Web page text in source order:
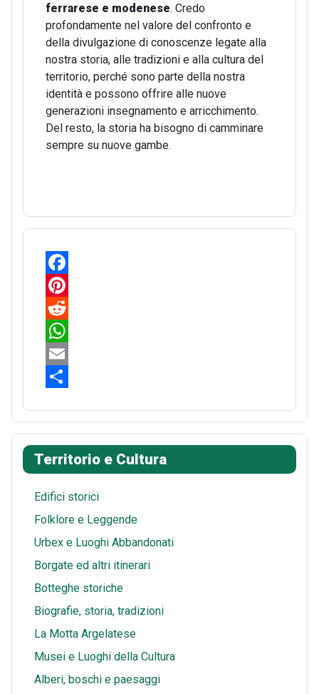
ferrarese e modenese. Credo
profondamente nel valore del confronto e
della divulgazione di conoscenze legate alla
nostra storia, alle tradizioni e alla cultura del
territorio, perché sono parte della nostra
identità e possono offrire alle nuove
generazioni insegnamento e arricchimento.
Del resto, la storia ha bisogno di camminare
sempre su nuove gambe.
F
a
c
e
b
o
k
P
n
r
e
s
t
R
e
d
i
t
W
h
t
s
A
p
p
E
a
i
l
h
a
r
e
Territorio e Cultura
Edifici storici
Folklore e Leggende
Urbex e Luoghi Abbandonati
Borgate ed altri itinerari
Botteghe storiche
Biografie, storia, tradizioni
La Motta Argelatese
Musei e Luoghi della Cultura
Alberi, boschi e paesaggi